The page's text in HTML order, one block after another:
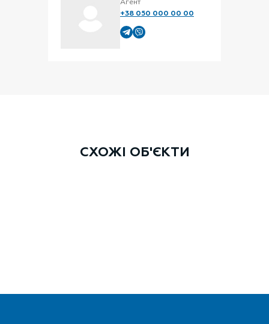
Агент
+38 050 000 00 00
СХОЖІ ОБ'ЄКТИ